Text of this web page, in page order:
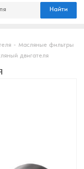
Найти
- Масляные фильтры
двигателя